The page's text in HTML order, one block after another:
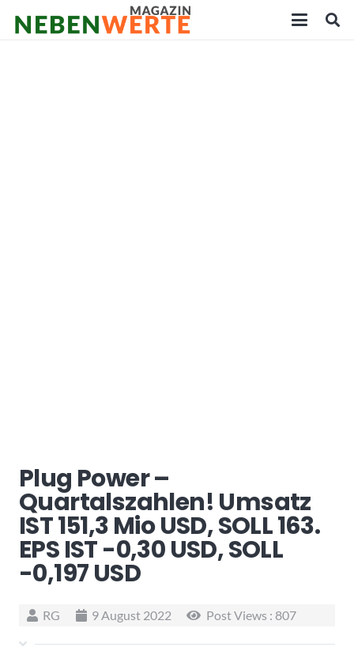
Plug Power –
Quartalszahlen! Umsatz
IST 151,3 Mio USD, SOLL 163.
EPS IST -0,30 USD, SOLL
-0,197 USD
RG 9 August 2022 Post Views : 807